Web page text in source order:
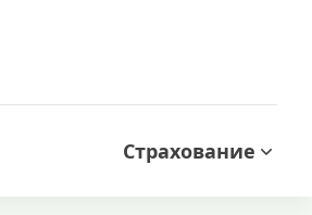
Страхование